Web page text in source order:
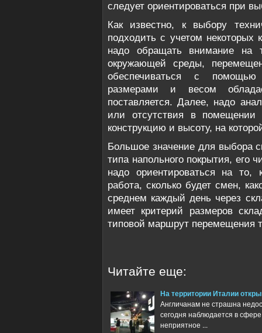
следует ориентироваться при
Как известно, к выбору
подходить с учетом
надо обращать внимание на
окружающей среды,
обеспечиваться с
размерами и весом
поставляется. Далее, надо
или отсутствия в помещении
конструкцию и высоту, на
Большое значение для выбора
типа напольного покрытия, его
надо ориентироваться на то,
работа, сколько будет смен,
среднем каждый день через
имеет критерий размеров
типовой маршрут перемещения
Читайте еще:
На территории Италии
Англичанам не страшна
сегодня наблюдается в
неприятное ...